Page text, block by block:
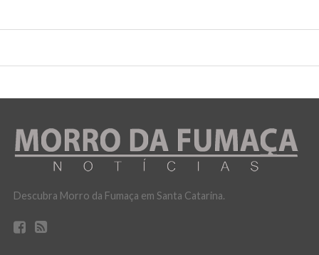
Descubra Morro da Fumaça em Santa Catarina.